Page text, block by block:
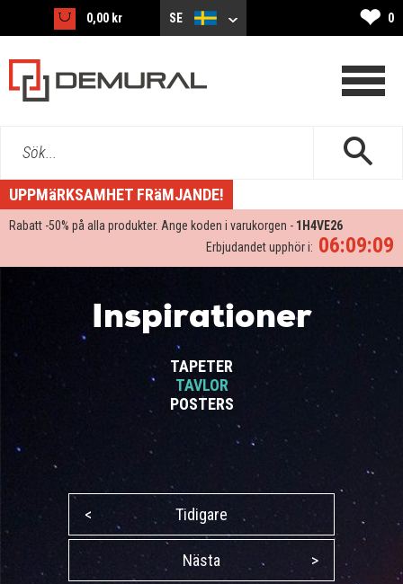
0,00 kr SE ❤ 0
Sök...
UPPMäRKSAMHET FRäMJANDE!
Rabatt -50% på alla produkter. Ange koden i varukorgen - 1H4VE26
06:09:08
Erbjudandet upphör i:
Inspirationer
TAPETER
TAVLOR
POSTERS
< Tidigare
Nästa >